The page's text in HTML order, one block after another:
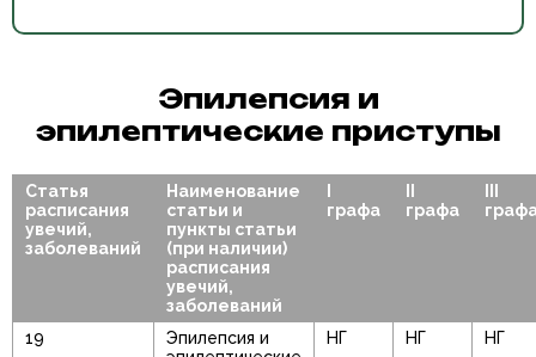
Эпилепсия и
эпилептические приступы
Статья
расписания
увечий,
заболеваний
Наименование
статьи и
пункты статьи
(при наличии)
расписания
увечий,
заболеваний
I
графа
II
графа
III
19
Эпилепсия и
НГ НГ НГ